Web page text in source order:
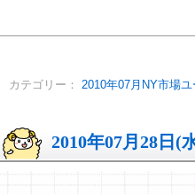
カテゴリー： 2010年07月NY市場
2010年07月28日(